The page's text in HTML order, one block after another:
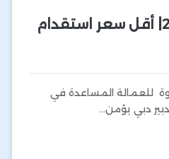
تدبير دبي 2025| أقل سعر استقدام
للعمالة المساعدة في
دبي يؤمن…